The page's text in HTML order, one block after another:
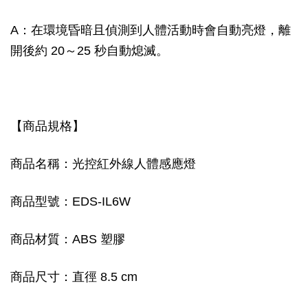
A：在環境昏暗且偵測到人體活動時會自動亮燈，離
開後約 20～25 秒自動熄滅。
【商品規格】
商品名稱：光控紅外線人體感應燈
商品型號：EDS-IL6W
商品材質：ABS 塑膠
商品尺寸：直徑 8.5 cm